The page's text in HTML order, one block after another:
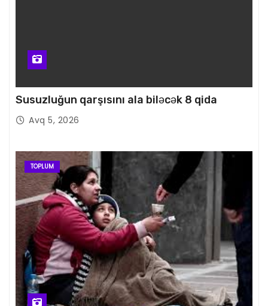
Susuzluğun qarşısını ala biləcək 8 qida
Avq 5, 2026
TOPLUM